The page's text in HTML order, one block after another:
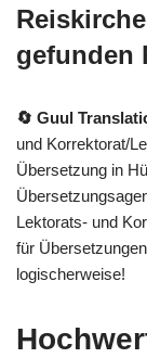
gefunden
🔄 Guul
und Korrektorat/
Übersetzung in
Lektorats- und
für
logischerweise!